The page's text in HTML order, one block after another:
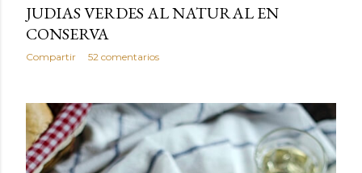
JUDIAS VERDES AL NATURAL EN
CONSERVA
Compartir 52 comentarios